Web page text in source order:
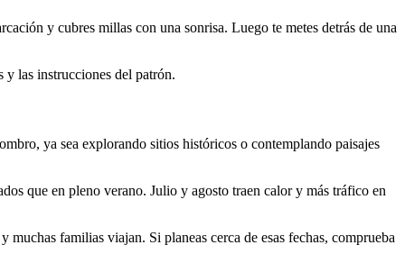
y cubres millas con una sonrisa. Luego te metes detrás de una
y las instrucciones del patrón.
ya sea explorando sitios históricos o contemplando paisajes
que en pleno verano. Julio y agosto traen calor y más tráfico en
familias viajan. Si planeas cerca de esas fechas, comprueba